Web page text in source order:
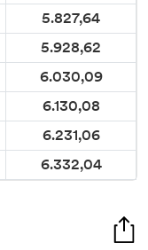
5.827,64
5.928,62
6.030,09
6.130,08
6.231,06
6.332,04